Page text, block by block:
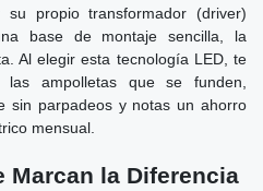
propio transformador (driver)
base de montaje sencilla, la
Al elegir esta tecnología LED, te
las ampolletas que se funden,
sin parpadeos y notas un ahorro
mensual.
Marcan la Diferencia